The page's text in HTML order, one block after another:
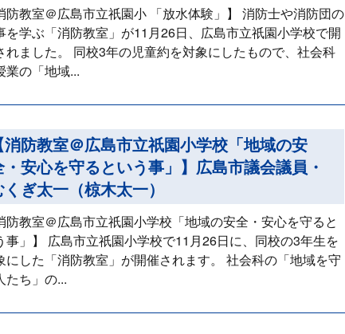
防教室＠広島市立祇園小 「放水体験」】 消防士や消防団の
を学ぶ「消防教室」が11月26日、広島市立祇園小学校で開
れました。 同校3年の児童約を対象にしたもので、社会科
業の「地域...
消防教室＠広島市立祇園小学校「地域の安
・安心を守るという事」】広島市議会議員・
くぎ太一（椋木太一）
防教室＠広島市立祇園小学校「地域の安全・安心を守ると
事」】 広島市立祇園小学校で11月26日に、同校の3年生を
にした「消防教室」が開催されます。 社会科の「地域を守
たち」の...